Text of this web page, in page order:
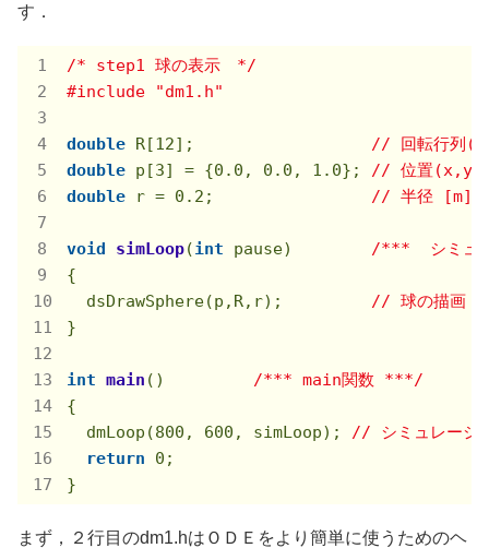
す．
/* step1 球の表示　*/
#include "dm1.h"
double R[12]; // 回転行列(姿
double p[3] = {0.0 , 0.0 , 1.0}; // 位置
double r = 0.2 ; // 半径 [m]
void simLoop(int pause)
/***  シミュ
{
  dsDrawSphere(p,R,r);
// 球の描画
}
int main ()
/*** main関数 ***/
{
  dmLoop(
800 , 600 , simLoop); // シミュレーシ
return
0 ;
}
まず，２行目のdm1.hはＯＤＥをより簡単に使うためのヘ